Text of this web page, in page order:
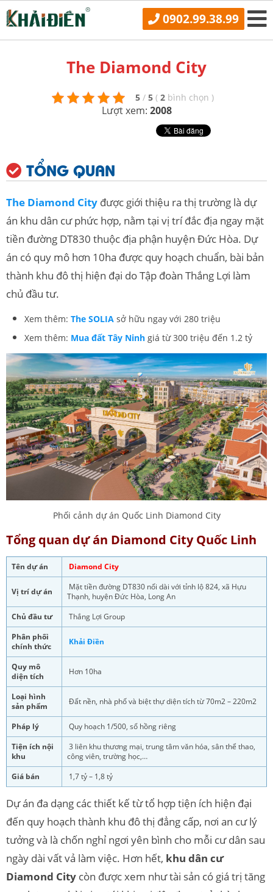
0902.99.38.99
The Diamond City
5 / 5 ( 2 bình chọn )
Lượt xem: 2008
TỔNG QUAN
The Diamond City được giới thiệu ra thị trường là dự
án khu dân cư phức hợp, nằm tại vị trí đắc địa ngay mặt
tiền đường DT830 thuộc địa phận huyện Đức Hòa. Dự
án có quy mô hơn 10ha được quy hoạch chuẩn, bài bản
thành khu đô thị hiện đại do Tập đoàn Thắng Lợi làm
chủ đầu tư.
Xem thêm: The SOLIA sở hữu ngay với 280 triệu
Xem thêm: Mua đất Tây Ninh giá từ 300 triệu đến 1.2 tỷ
Phối cảnh dự án Quốc Linh Diamond City
Tổng quan dự án Diamond City Quốc Linh
Tên dự án Diamond City
Vị trí dự án
Mặt tiền đường DT830 nối dài với tỉnh lộ 824, xã Hựu
Thạnh, huyện Đức Hòa, Long An
Chủ đầu tư
Thắng Lợi Group
Phân phối
chính thức
Khải Điền
Quy mô
diện tích
Hơn 10ha
Loại hình
sản phẩm
Đất nền, nhà phố và biệt thự diện tích từ 70m2 – 220m2
Pháp lý
Quy hoạch 1/500, sổ hồng riêng
Tiện ích nội
khu
3 liên khu thương mại, trung tâm văn hóa, sân thể thao,
công viên, trường học,…
Giá bán
1,7 tỷ – 1,8 tỷ
Dự án đa dạng các thiết kế từ tổ hợp tiện ích hiện đại
đến quy hoạch thành khu đô thị đẳng cấp, nơi an cư lý
tưởng và là chốn nghỉ ngơi yên bình cho mỗi cư dân sau
ngày dài vất vả làm việc. Hơn hết, khu dân cư
Diamond City còn được xem như tài sản có giá trị tăng